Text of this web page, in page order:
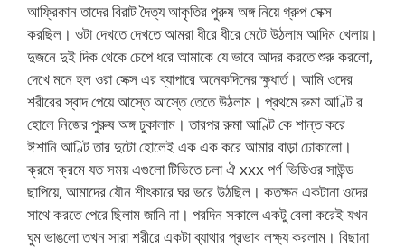
আফ্রিকান তাদের বিরাট দৈত্য আকৃতির পুরুষ অঙ্গ নিয়ে গ্রুপ সেক্স
করছিল। ওটা দেখতে দেখতে আমরা ধীরে ধীরে মেটে উঠলাম আদিম খেলায়।
দুজনে দুই দিক থেকে চেপে ধরে আমাকে যে ভাবে আদর করতে শুরু করলো,
দেখে মনে হল ওরা সেক্স এর ব্যাপারে অনেকদিনের ক্ষুধার্ত। আমি ওদের
শরীরের স্বাদ পেয়ে আস্তে আস্তে তেতে উঠলাম। প্রথমে রুমা আণ্টি র
হোলে নিজের পুরুষ অঙ্গ ঢুকালাম। তারপর রুমা আণ্টি কে শান্ত করে
ঈশানি আণ্টি তার দুটো হোলেই এক এক করে আমার বাড়া ঢোকালো।
ক্রমে ক্রমে যত সময় এগুলো টিভিতে চলা ঐ xxx পর্ণ ভিডিওর সাউন্ড
ছাপিয়ে, আমাদের যৌন শীৎকারে ঘর ভরে উঠছিল। কতক্ষন একটানা ওদের
সাথে করতে পেরে ছিলাম জানি না। পরদিন সকালে একটু বেলা করেই যখন
ঘুম ভাঙলো তখন সারা শরীরে একটা ব্যাথার প্রভাব লক্ষ্য করলাম। বিছানা